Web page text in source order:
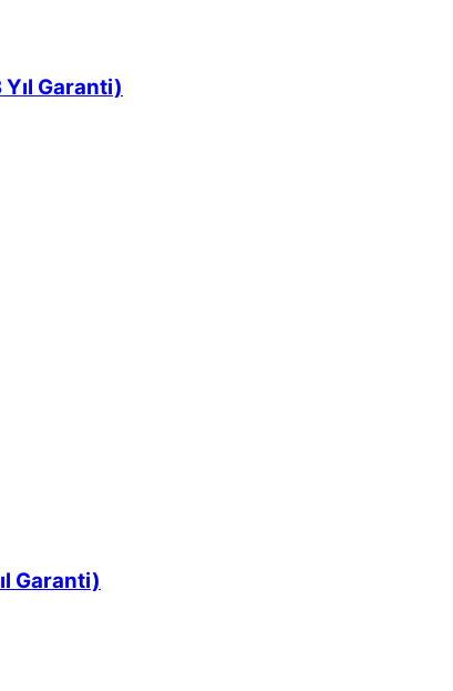
Garanti)
Garanti)